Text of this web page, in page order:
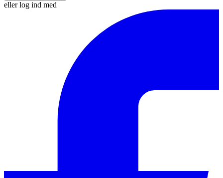
eller log ind med